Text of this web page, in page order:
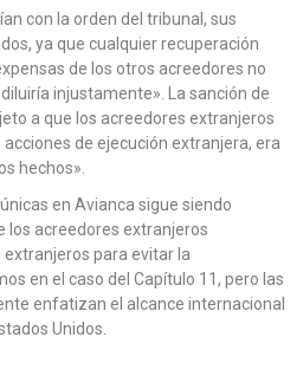
con la orden del tribunal, sus
ya que cualquier recuperación
de los otros acreedores no
injustamente». La sanción de
a que los acreedores extranjeros
de ejecución extranjera, era
hechos».
en Avianca sigue siendo
los acreedores extranjeros
para evitar la
en el caso del Capítulo 11, pero las
enfatizan el alcance internacional
Unidos.